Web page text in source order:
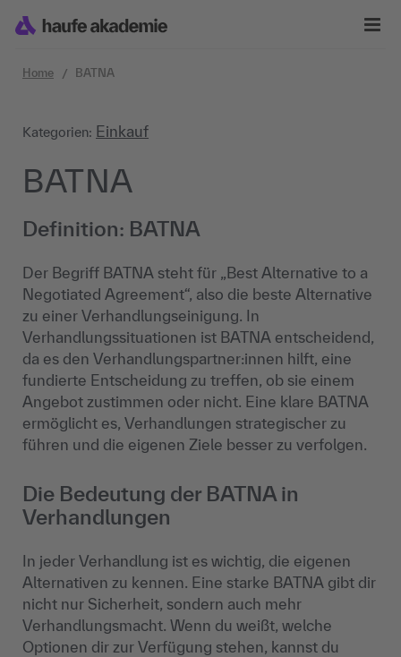
Home BATNA
Kategorien: Einkauf
BATNA
Definition: BATNA
Der Begriff BATNA steht für „Best Alternative to a
Negotiated Agreement“, also die beste Alternative
zu einer Verhandlungseinigung. In
Verhandlungssituationen ist BATNA entscheidend,
da es den Verhandlungspartner:innen hilft, eine
fundierte Entscheidung zu treffen, ob sie einem
Angebot zustimmen oder nicht. Eine klare BATNA
ermöglicht es, Verhandlungen strategischer zu
führen und die eigenen Ziele besser zu verfolgen.
Die Bedeutung der BATNA in
Verhandlungen
In jeder Verhandlung ist es wichtig, die eigenen
Alternativen zu kennen. Eine starke BATNA gibt dir
nicht nur Sicherheit, sondern auch mehr
Verhandlungsmacht. Wenn du weißt, welche
Optionen dir zur Verfügung stehen, kannst du